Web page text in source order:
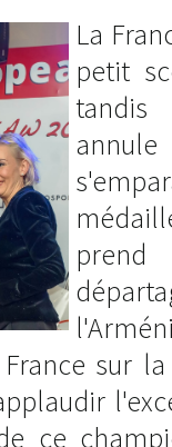
La
petit
sur
ce